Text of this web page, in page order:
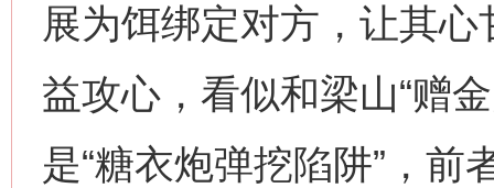
展为饵绑定对方，让其
益攻心，看似和梁山“赠
是“糖衣炮弹挖陷阱”，